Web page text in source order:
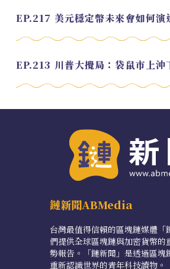
鏈新聞ABMedia
台灣最值得信賴的區塊鏈媒體「
們提供全球區塊鏈與加密貨幣的
勢報告。「鏈新聞」是透過區塊
重新認識世界的青年科技讀物。